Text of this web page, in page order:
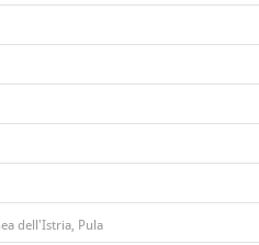
dell'Istria, Pula